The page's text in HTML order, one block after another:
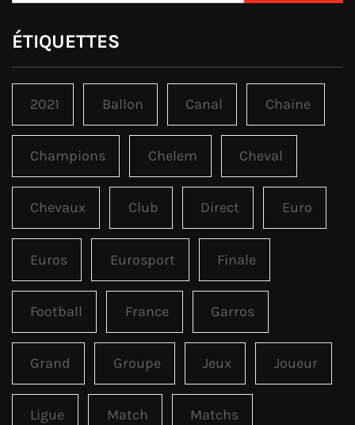
ÉTIQUETTES
2021 Ballon Canal Chaine
Champions Chelem Cheval
Chevaux Club Direct Euro
Euros Eurosport Finale
Football France Garros
Grand Groupe Jeux Joueur
Ligue Match Matchs